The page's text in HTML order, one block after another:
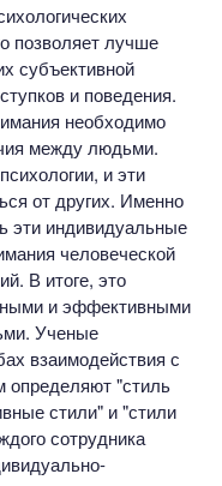
позволяет лучше
субъективной
и поведения.
необходимо
между людьми.
и эти
от других. Именно
эти индивидуальные
человеческой
В итоге, это
и эффективными
Ученые
взаимодействия с
определяют "стиль
стили" и "стили
сотрудника